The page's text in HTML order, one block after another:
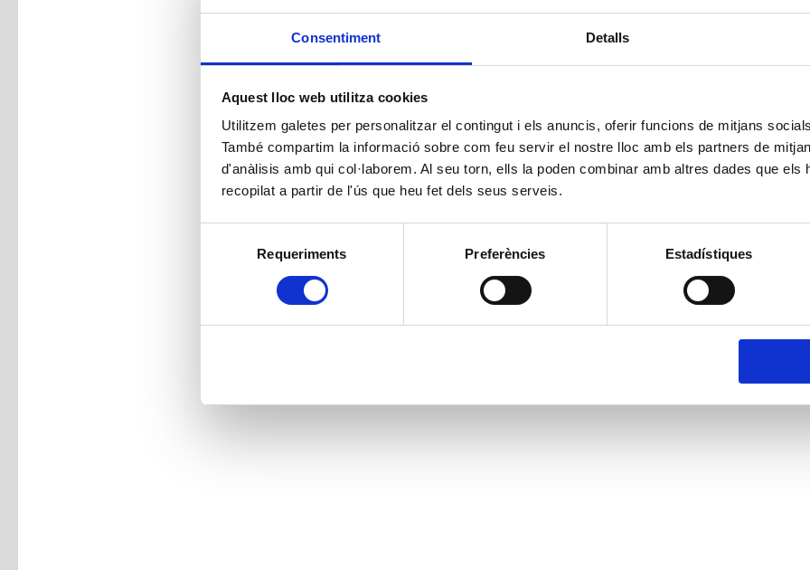
Consentiment Detalls
Aquest lloc web utilitza cookies
Utilitzem galetes per personalitzar el contingut i els anuncis, oferir funcions de mitjans
També compartim la informació sobre com feu servir el nostre lloc amb els partners de
d'anàlisis amb qui col·laborem. Al seu torn, ells la poden combinar amb altres dades que els
recopilat a partir de l'ús que heu fet dels seus serveis.
consentiment
Requeriments Preferències Estadístiques